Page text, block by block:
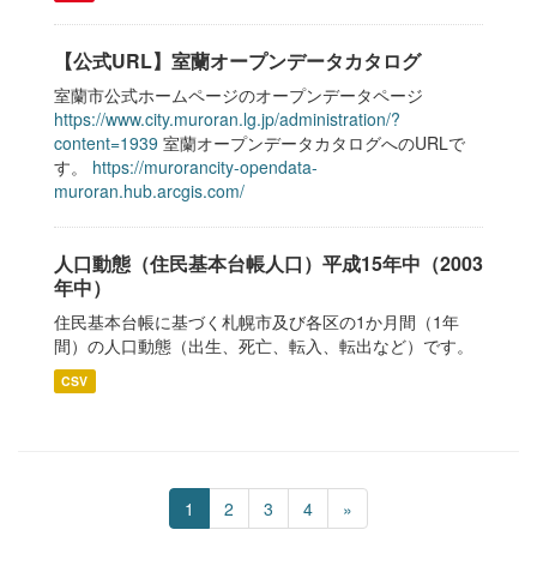
【公式URL】室蘭オープンデータカタログ
室蘭市公式ホームページのオープンデータページ
https://www.city.muroran.lg.jp/administration/?
content=1939 室蘭オープンデータカタログへのURLで
す。 https://murorancity-opendata-
muroran.hub.arcgis.com/
人口動態（住民基本台帳人口）平成15年中（2003
年中）
住民基本台帳に基づく札幌市及び各区の1か月間（1年
間）の人口動態（出生、死亡、転入、転出など）です。
CSV
1 2 3 4 »